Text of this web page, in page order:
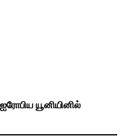
யூனியினில்